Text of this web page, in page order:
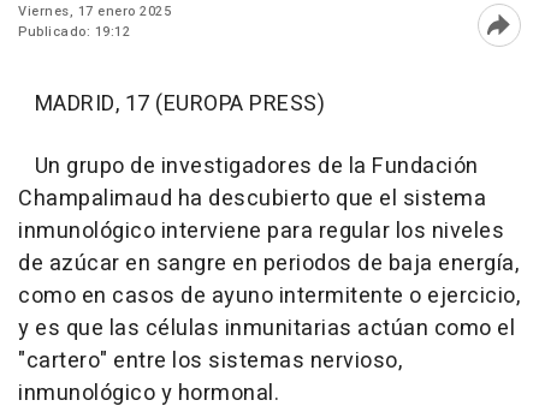
Viernes, 17 enero 2025
Publicado: 19:12
MADRID, 17 (EUROPA PRESS)
Un grupo de investigadores de la Fundación
Champalimaud ha descubierto que el sistema
inmunológico interviene para regular los niveles
de azúcar en sangre en periodos de baja energía,
como en casos de ayuno intermitente o ejercicio,
y es que las células inmunitarias actúan como el
"cartero" entre los sistemas nervioso,
inmunológico y hormonal.